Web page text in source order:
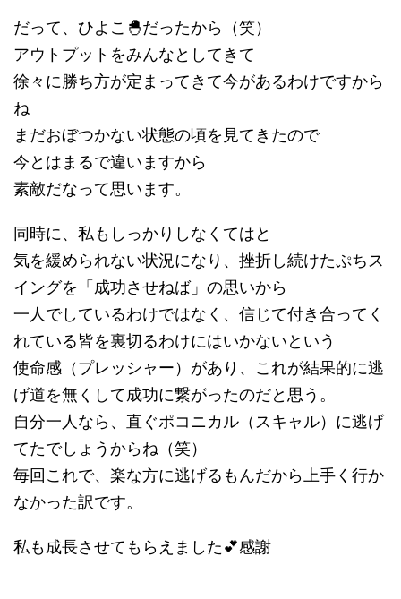
だって、ひよこ🐣だったから（笑）
アウトプットをみんなとしてきて
徐々に勝ち方が定まってきて今があるわけですから
ね
まだおぼつかない状態の頃を見てきたので
今とはまるで違いますから
素敵だなって思います。
同時に、私もしっかりしなくてはと
気を緩められない状況になり、挫折し続けたぷちス
イングを「成功させねば」の思いから
一人でしているわけではなく、信じて付き合ってく
れている皆を裏切るわけにはいかないという
使命感（プレッシャー）があり、これが結果的に逃
げ道を無くして成功に繋がったのだと思う。
自分一人なら、直ぐポコニカル（スキャル）に逃げ
てたでしょうからね（笑）
毎回これで、楽な方に逃げるもんだから上手く行か
なかった訳です。
私も成長させてもらえました💕感謝